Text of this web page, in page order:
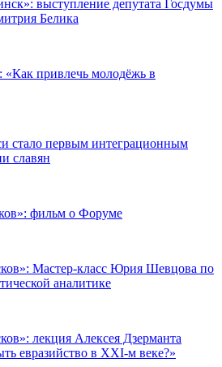
выступление депутата Госдумы
Белика
«Как привлечь молодёжь в
стало первым интеграционным
славян
фильм о Форуме
Мастер-класс Юрия Шевцова по
аналитике
лекция Алексея Дзерманта
евразийство в XXI-м веке?»